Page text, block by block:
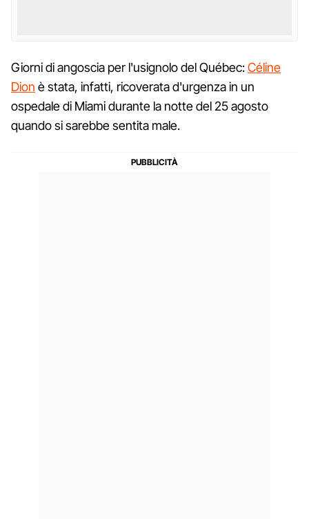
Giorni di angoscia per l'usignolo del Québec:Céline
Dion è stata, infatti, ricoverata d'urgenza in un
ospedale di Miami durante la notte del 25 agosto
quando si sarebbe sentita male.